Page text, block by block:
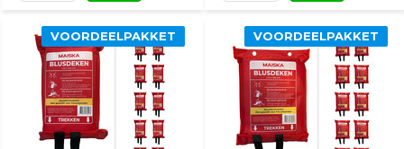
VOORDEELPAKKET VOORDEELPAKKET